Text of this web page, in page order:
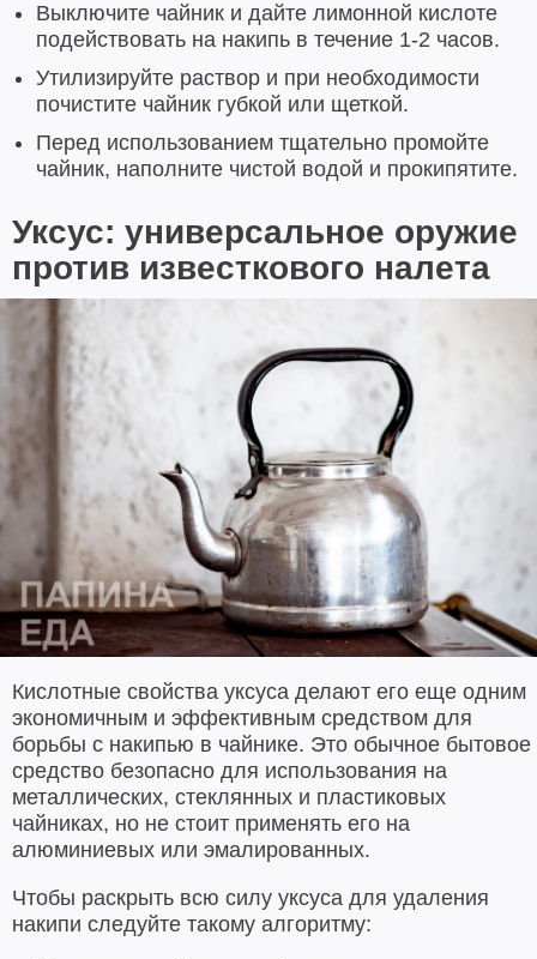
Выключите чайник и дайте лимонной кислоте
подействовать на накипь в течение 1-2 часов.
Утилизируйте раствор и при необходимости
почистите чайник губкой или щеткой.
Перед использованием тщательно промойте
чайник, наполните чистой водой и прокипятите.
Уксус: универсальное оружие
против известкового налета
Кислотные свойства уксуса делают его еще одним
экономичным и эффективным средством для
борьбы с накипью в чайнике. Это обычное бытовое
средство безопасно для использования на
металлических, стеклянных и пластиковых
чайниках, но не стоит применять его на
алюминиевых или эмалированных.
Чтобы раскрыть всю силу уксуса для удаления
накипи следуйте такому алгоритму: